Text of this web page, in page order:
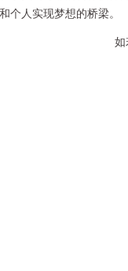
个人实现梦想的桥梁。